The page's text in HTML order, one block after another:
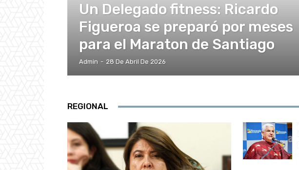
Un Delegado fitness: Ricardo
Figueroa se preparó por meses
para el Maraton de Santiago
Admin - 28 De Abril De 2026
REGIONAL